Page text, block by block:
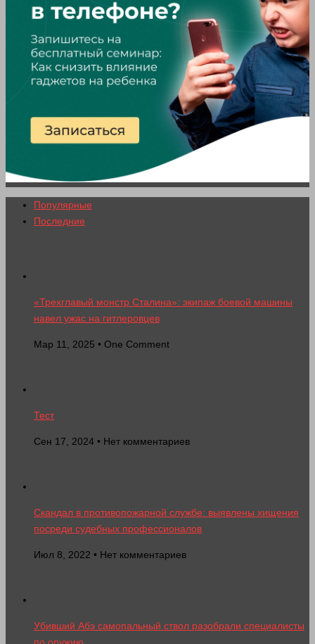
Популярные
Последние
«Трехглавый монстр Сталина»: экипаж боевой машины
навел ужас на гитлеровцев
Мар 11, 2025 • One Comment
Тест
Сен 17, 2024 • Нет комментариев
Скандал в противопожарной службе: выявлены хищения
посреди судебных профессионалов
Июл 8, 2022 • Нет комментариев
Убивший Абэ самопальный ствол разобрали специалисты